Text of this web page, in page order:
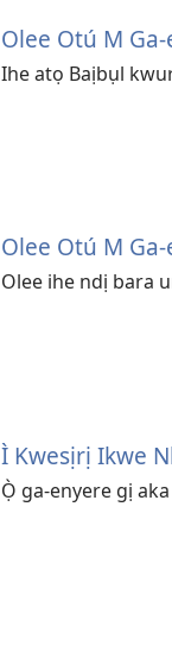
Olee Otú M
Ihe atọ Baịbụl
Olee Otú M
Olee ihe ndị bara
Ì Kwesịrị Ikwe
Ọ̀ ga-enyere gị